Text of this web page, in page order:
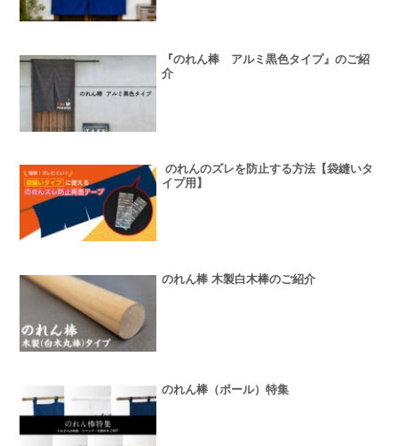
『のれん棒 アルミ黒色タイプ』のご紹
介
のれんのズレを防止する方法【袋縫いタ
イプ用】
のれん棒 木製白木棒のご紹介
のれん棒（ポール）特集